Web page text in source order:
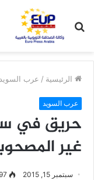
عن
الرئيسية / عرب السويد
عرب السويد
حريق في
غير
سبتمبر 15, 2015